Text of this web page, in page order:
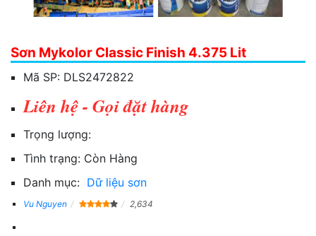
Sơn Mykolor Classic Finish 4.375 Lit
Mã SP: DLS2472822
Liên hệ - Gọi đặt hàng
Trọng lượng:
Tình trạng: Còn Hàng
Danh mục: Dữ liệu sơn
Vu Nguyen 2,634